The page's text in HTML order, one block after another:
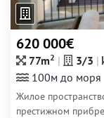
620 000€
77m2 3/3
100м до моря
Жилое
престижном